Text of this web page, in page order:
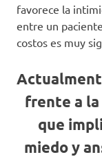
favorece la
entre un
costos es muy
frente a la
que
miedo y